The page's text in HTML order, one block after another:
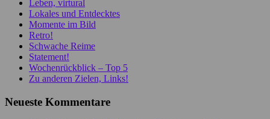
Leben, virtural
Lokales und Entdecktes
Momente im Bild
Retro!
Schwache Reime
Statement!
Wochenrückblick – Top 5
Zu anderen Zielen, Links!
Neueste Kommentare